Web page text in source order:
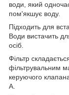
води, який
пом'якшує воду.
Підходить для
Води вистачить
осіб.
Фільтр
фільтрувальним
керуючого
A.